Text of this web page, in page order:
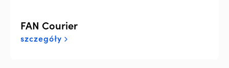
FAN Courier
szczegóły